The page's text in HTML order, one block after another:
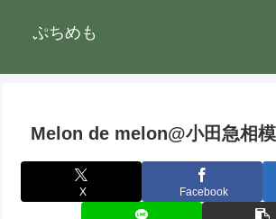
ぷちめも
Melon de melon@小田急相
X Facebook